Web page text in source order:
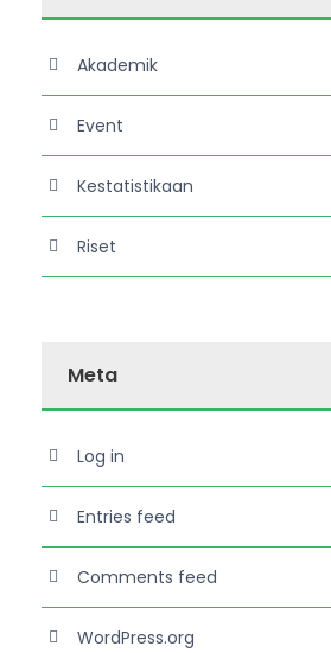
Akademik
Event
Kestatistikaan
Riset
Meta
Log in
Entries feed
Comments feed
WordPress.org